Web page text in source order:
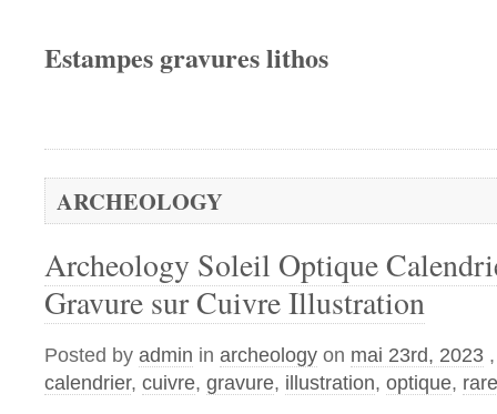
Estampes gravures lithos
ARCHEOLOGY
Archeology Soleil Optique
Gravure sur Cuivre Illustration
Posted by admin in archeology on mai 23rd, 2023
calendrier, cuivre, gravure, illustration, optique, rare